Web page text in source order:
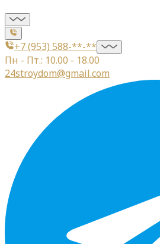
+7 (953) 588-**-**
Пн - Пт.: 10.00 - 18.00
24stroydom@gmail.com